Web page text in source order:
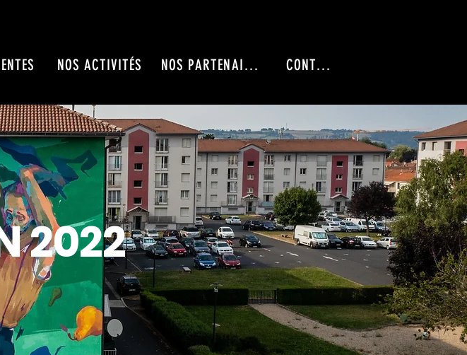
NOS ACTIVITÉS NOS PARTENAIRES CONTACT
2022